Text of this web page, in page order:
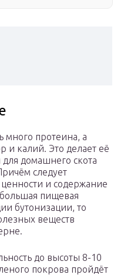
много протеина, а
и калий. Это делает её
домашнего скота
следует
и содержание
пищевая
бутонизации, то
веществ
до высоты 8-10
покрова пройдёт